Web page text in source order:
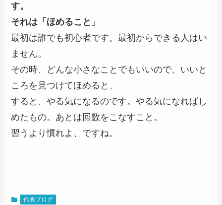
す。
それは「ほめること」
最初は誰でも初心者です。最初からできる人はい
ません。
その時、どんな小さなことでもいいので、いいと
ころを見つけてほめると、
すると、やる気になるのです。やる気になればし
めたもの。あとは回数をこなすこと。
習うより慣れよ、ですね。
代表ブログ